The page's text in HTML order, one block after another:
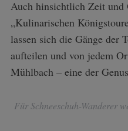
Auch hinsichtlich Zeit und
„Kulinarischen
lassen sich die Gänge der
aufteilen und von jedem
Mühlbach – eine der
Für Schneeschuh-Wanderer